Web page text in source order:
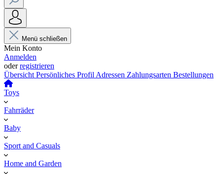
Menü schließen
Mein Konto
Anmelden
oderregistrieren
Übersicht Persönliches Profil Adressen Zahlungsarten Bestellungen
Toys
Fahrräder
Baby
Sport and Casuals
Home and Garden